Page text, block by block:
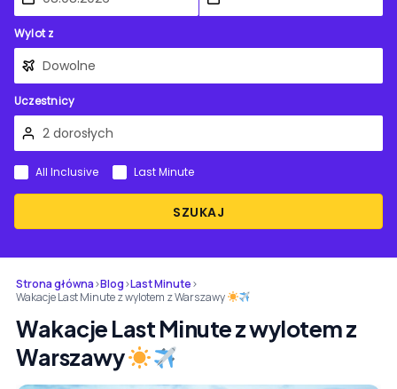
Wylot z
Uczestnicy
SZUKAJ
All Inclusive Last Minute
Strona główna›Blog›Last Minute›
Wakacje Last Minute z wylotem z Warszawy
Wakacje Last Minute z wylotem z
Warszawy